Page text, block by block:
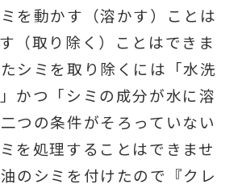
を動かす（溶かす）ことは
（取り除く）ことはできま
シミを取り除くには「水洗
かつ「シミの成分が水に溶
つの条件がそろっていない
を処理することはできませ
のシミを付けたので『クレ